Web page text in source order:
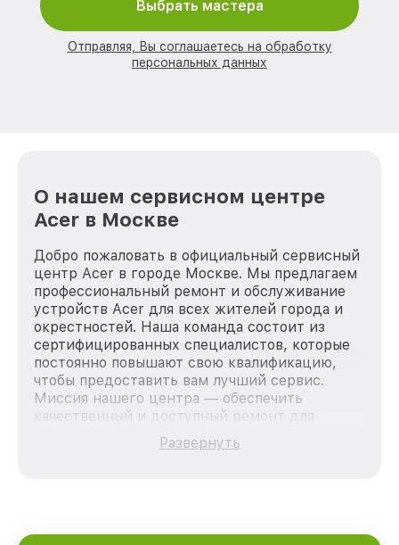
Выбрать мастера
Отправляя, Вы соглашаетесь на обработку
персональных данных
О нашем сервисном центре
Acer в Москве
Добро пожаловать в официальный сервисный
центр Acer в городе Москве. Мы предлагаем
профессиональный ремонт и обслуживание
устройств Acer для всех жителей города и
окрестностей. Наша команда состоит из
сертифицированных специалистов, которые
постоянно повышают свою квалификацию,
чтобы предоставить вам лучший сервис.
Миссия нашего центра — обеспечить
качественный и доступный ремонт для
каждого пользователя продукции Acer, вне
зависимости от сложности поломки. Мы
Развернуть